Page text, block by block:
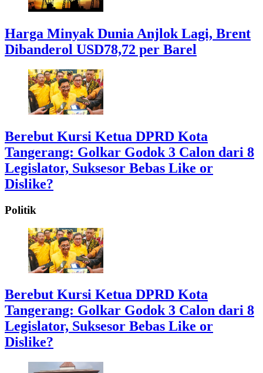
Harga Minyak Dunia Anjlok Lagi, Brent
Dibanderol USD78,72 per Barel
Berebut Kursi Ketua DPRD Kota
Tangerang: Golkar Godok 3 Calon dari 8
Legislator, Suksesor Bebas Like or
Dislike?
Politik
Berebut Kursi Ketua DPRD Kota
Tangerang: Golkar Godok 3 Calon dari 8
Legislator, Suksesor Bebas Like or
Dislike?